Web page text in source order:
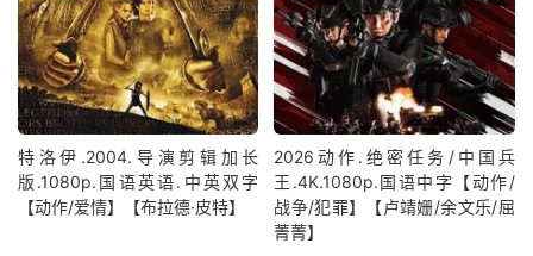
特洛伊.2004.导演剪辑加长
版.1080p.国语英语.中英双字
【动作/爱情】【布拉德·皮特】
2026动作.绝密任务/中国兵
王.4K.1080p.国语中字【动作/
战争/犯罪】【卢靖姗/余文乐/屈
菁菁】